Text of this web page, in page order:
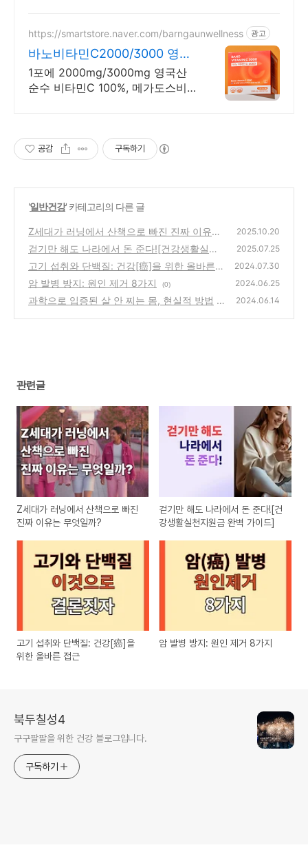
https://smartstore.naver.com/barngaunwellness 광고
바노비타민C2000/3000 영국
산 DSM 비타민C
1포에 2000mg/3000mg 영국산
순수 비타민C 100%, 메가도스비
공감 구독하기
'일반건강' 카테고리의 다른 글
Z세대가 러닝에서 산책으로 빠진 진짜 이유는
무엇일까?
(0)
2025.10.20
걷기만 해도 나라에서 돈 준다![건강생활실천
지원금 완벽 가이드]
(0)
2025.07.25
고기 섭취와 단백질: 건강[癌]을 위한 올바른
접근
(0)
2024.07.30
암 발병 방지: 원인 제거 8가지 (0) 2024.06.25
과학으로 입증된 살 안 찌는 몸, 현실적 방법 2024.06.14
관련글
Z세대가 러닝에서 산책으로 빠진
진짜 이유는 무엇일까?
걷기만 해도 나라에서 돈 준다![건
강생활실천지원금 완벽 가이드]
고기 섭취와 단백질: 건강[癌]을
위한 올바른 접근
암 발병 방지: 원인 제거 8가지
북두칠성4
구구팔팔을 위한 건강 블로그입니다.
구독하기